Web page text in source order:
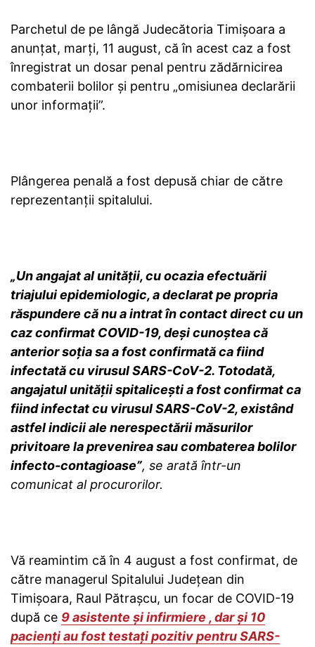
Parchetul de pe lângă Judecătoria Timişoara a
anunţat, marţi, 11 august, că în acest caz a fost
înregistrat un dosar penal pentru zădărnicirea
combaterii bolilor şi pentru „omisiunea declarării
unor informaţii”.
Plângerea penală a fost depusă chiar de către
reprezentanţii spitalului.
„Un angajat al unităţii, cu ocazia efectuării
triajului epidemiologic, a declarat pe propria
răspundere că nu a intrat în contact direct cu un
caz confirmat COVID-19, deşi cunoştea că
anterior soţia sa a fost confirmată ca fiind
infectată cu virusul SARS-CoV-2. Totodată,
angajatul unităţii spitaliceşti a fost confirmat ca
fiind infectat cu virusul SARS-CoV-2, existând
astfel indicii ale nerespectării măsurilor
privitoare la prevenirea sau combaterea bolilor
infecto-contagioase”, se arată într-un
comunicat al procurorilor.
Vă reamintim că în 4 august a fost confirmat, de
către managerul Spitalului Județean din
Timișoara, Raul Pătrașcu, un focar de COVID-19
după ce 9 asistente și infirmiere , dar și 10
pacienți au fost testați pozitiv pentru SARS-